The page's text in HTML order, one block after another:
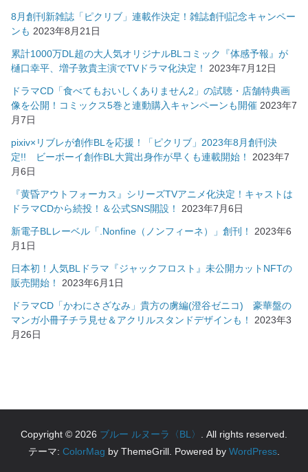
8月創刊新雑誌「ピクリブ」連載作決定！雑誌創刊記念キャンペー
ンも 2023年8月21日
累計1000万DL超の大人気オリジナルBLコミック『体感予報』が
樋口幸平、増子敦貴主演でTVドラマ化決定！
2023年7月12日
ドラマCD「食べてもおいしくありません2」の試聴・店舗特典画
像を公開！コミックス5巻と連動購入キャンペーンも開催 2023年7
月7日
pixiv×リブレが創作BLを応援！「ピクリブ」2023年8月創刊決
定!! ビーボーイ創作BL大賞出身作が早くも連載開始！
2023年7
月6日
『黄昏アウトフォーカス』シリーズTVアニメ化決定！キャストは
ドラマCDから続投！＆公式SNS開設！
2023年7月6日
新電子BLレーベル「.Nonfine（ノンフィーネ）」創刊！
2023年6
月1日
日本初！人気BLドラマ『ジャックフロスト』未公開カットNFTの
販売開始！
2023年6月1日
ドラマCD「かわにさざなみ」貴方の虜編(澄谷ゼニコ) 豪華盤の
マンガ小冊子チラ見せ＆アクリルスタンドデザインも！
2023年3
月26日
Copyright © 2026 ブルー ルヌーラ〈BL〉
. All rights reserved.
テーマ: ColorMag by ThemeGrill. Powered by WordPress